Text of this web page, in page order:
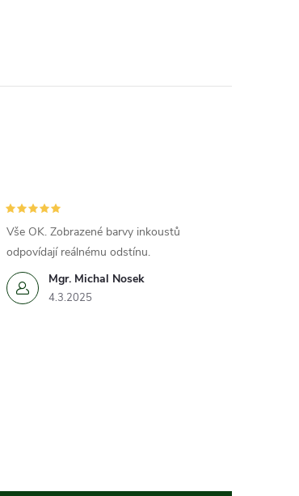
Mgr. Michal Nosek
4.3.2025
Vše OK. Zobrazené barvy inkoustů
odpovídají reálnému odstínu.